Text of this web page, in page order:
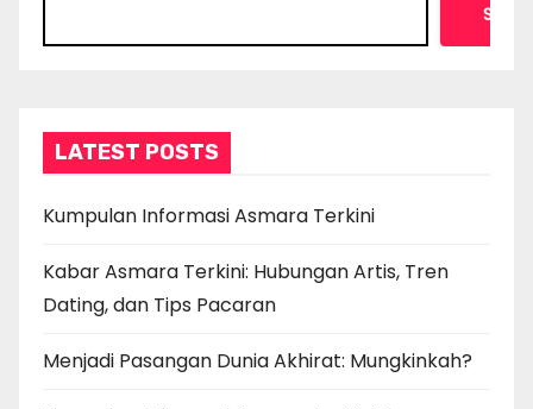
LATEST POSTS
Kumpulan Informasi Asmara Terkini
Kabar Asmara Terkini: Hubungan Artis, Tren
Dating, dan Tips Pacaran
Menjadi Pasangan Dunia Akhirat: Mungkinkah?